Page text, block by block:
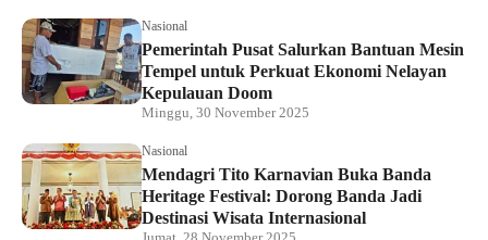
Nasional
Pemerintah Pusat Salurkan Bantuan Mesin
Tempel untuk Perkuat Ekonomi Nelayan
Kepulauan Doom
Minggu, 30 November 2025
Nasional
Mendagri Tito Karnavian Buka Banda
Heritage Festival: Dorong Banda Jadi
Destinasi Wisata Internasional